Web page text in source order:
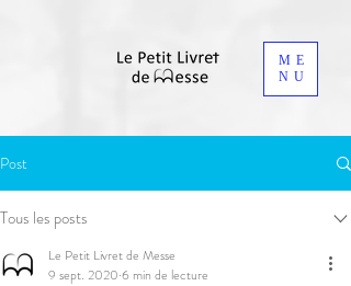
ME
NU
Post
Tous les posts
Le Petit Livret de Messe
9 sept. 2020 6 min de lecture